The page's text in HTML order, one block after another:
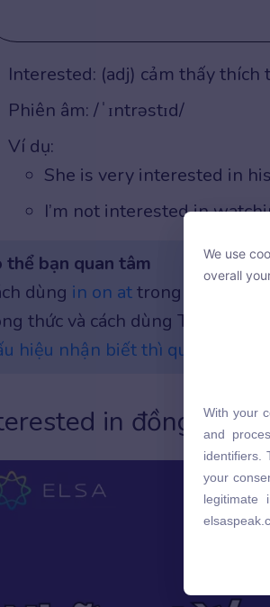
Interested: (adj) cảm thấy thích
Phiên âm: /ˈɪntrəstɪd/
Ví dụ:
She is very interested in
I’m not interested in
thể bạn quan tâm
dùng in on attrong tiếng Anh
thức và cách dùng Thì
hiệu nhận biết thì quá khứ đơn
in đồng
overall
and
We use
overall
With your
and
identifiers.
your